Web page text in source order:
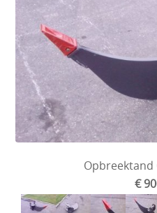
Opbreektand
€